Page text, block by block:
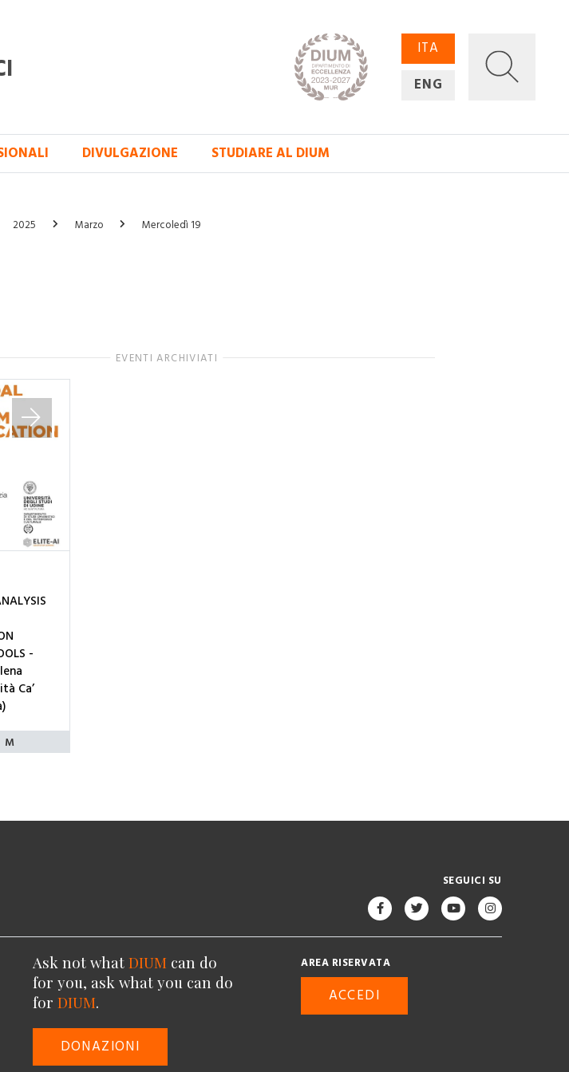
ITA
ENG
DIVULGAZIONE STUDIARE AL DIUM
2025 Marzo Mercoledì 19
EVENTI ARCHIVIATI
-
Ca’
SEGUICI SU
Ask not what DIUM can do
for you, ask what you can do
for DIUM.
DONAZIONI
AREA RISERVATA
ACCEDI